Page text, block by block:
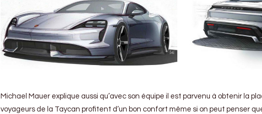
Michael Mauer explique aussi qu’avec son équipe il est parvenu à obtenir la
voyageurs de la Taycan profitent d’un bon confort même si on peut penser